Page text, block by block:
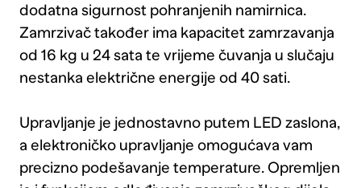
dodatna sigurnost pohranjenih namirnica.
Zamrzivač također ima kapacitet zamrzavanja
od 16 kg u 24 sata te vrijeme čuvanja u slučaju
nestanka električne energije od 40 sati.
Upravljanje je jednostavno putem LED zaslona,
a elektroničko upravljanje omogućava vam
precizno podešavanje temperature. Opremljen